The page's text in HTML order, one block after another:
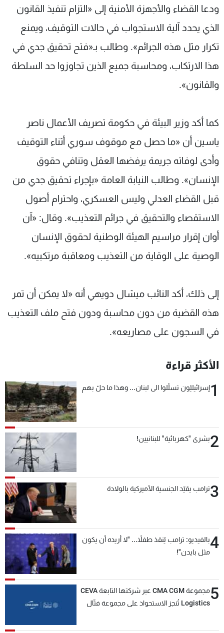
ودعا القضاء والأجهزة الأمنية إلى «التزام تنفيذ القانون
الذي يحدد آلية الاستجواب في حالات التوقيف، ويمنع
تكرار مثل هذه الجرائم». وطالب بـ«فتح تحقيق جدي في
هذا الارتكاب، ومحاسبة جميع الذين تجاوزوا حد السلطة
والقانون».
كما أكد وزير البيئة في حكومة تصريف الأعمال ناصر
ياسين أن «ما حصل مع موقوف سوري أثناء التوقيف
وأدى لوفاته جريمة يرفضها العقل وتنافي حقوق
الإنسان». وطالب النيابة العامة «بإجراء تحقيق جدي من
قبل القضاء العدلي وليس العسكري، واحترام أصول
الاستقصاء والتحقيق في جرائم التعذيب». وقال: «آن
أوان إقرار مراسيم الهيئة الوطنية لحقوق الإنسان
الوصية على الوقاية من التعذيب ومعاقبة مرتكبيه».
إلى ذلك، أكد النائب ميشال دويهي أنه «لا يمكن أن تمر
هذه القضية من دون محاسبة ودون فتح ملف التعذيب
في السجون على مصاريعه».
الأكثر قراءة
1إسرائيليّون تسلّلوا الى لبنان... وهذا ما حلّ بهم
2بشرى "كهربائية" للبنانيين!
3ترامب يقيّد الجنسية الأميركية بالولادة
4بالفيديو: ترامب يُنقذ طفلاً... "لا أريده أن يكون
مثل بايدن"!
5
مجموعة CMA CGM عبر شركتها التابعة CEVA
Logistics تُنجز الاستحواذ على مجموعة فتّال